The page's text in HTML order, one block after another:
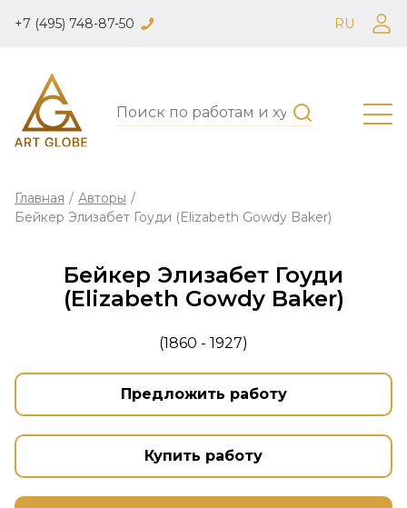
+7 (495) 748-87-50 RU
Главная / Авторы /
Бейкер Элизабет Гоуди (Elizabeth Gowdy Baker)
Бейкер Элизабет Гоуди
(Elizabeth Gowdy Baker)
(1860 - 1927)
Предложить работу
Купить работу